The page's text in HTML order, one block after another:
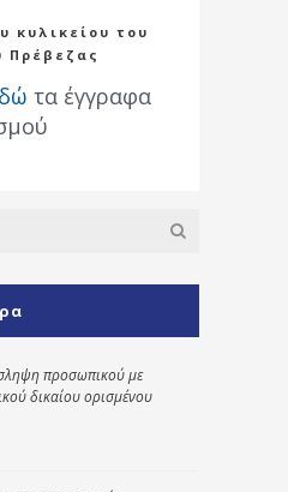
κυλικείου του
Πρέβεζας
τα έγγραφα
προσωπικού με
δικαίου ορισμένου